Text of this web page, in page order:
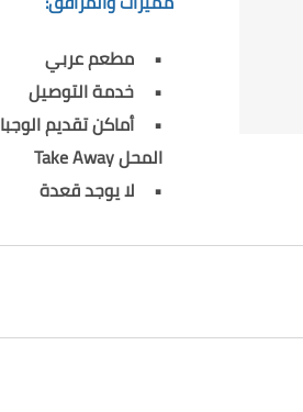
مطعم عربي
خدمة التوصيل
أماكن تقديم
المحل Take Away
لا يوجد قعدة